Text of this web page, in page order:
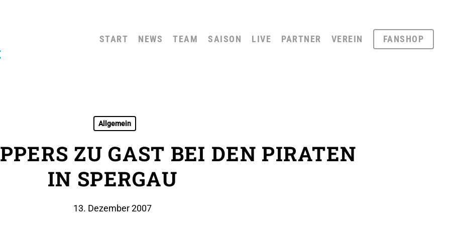
START NEWS TEAM SAISON LIVE PARTNER VEREIN FANSHOP
Allgemein
ZU GAST BEI DEN PIRATEN
IN SPERGAU
13. Dezember 2007